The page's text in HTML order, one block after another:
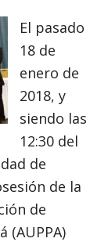
El pasado
18 de
enero de
2018, y
siendo las
12:30 del
de
de la
de
(AUPPA)